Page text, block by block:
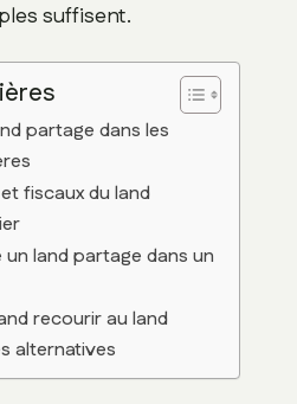
suffisent.
partage dans les
fiscaux du land
land partage dans un
recourir au land
alternatives